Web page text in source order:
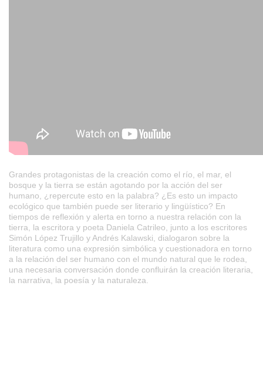
Grandes protagonistas de la creación como el río, el mar, el
bosque y la tierra se están agotando por la acción del ser
humano, ¿repercute esto en la palabra? ¿Es esto un impacto
ecológico que también puede ser literario y lingüístico? En
tiempos de reflexión y alerta en torno a nuestra relación con la
tierra, la escritora y poeta Daniela Catrileo, junto a los escritores
Simón López Trujillo y Andrés Kalawski, dialogaron sobre la
literatura como una expresión simbólica y cuestionadora en torno
a la relación del ser humano con el mundo natural que le rodea,
una necesaria conversación donde confluirán la creación literaria,
la narrativa, la poesía y la naturaleza.